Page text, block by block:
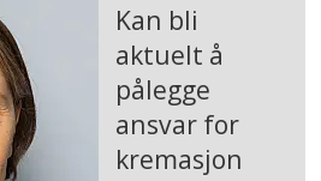
Kan bli
aktuelt å
pålegge
ansvar for
kremasjon